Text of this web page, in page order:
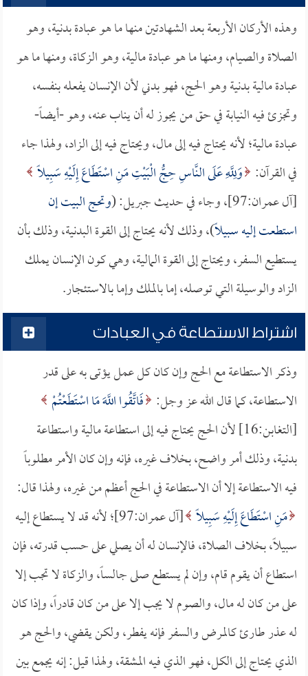
وهذه الأركان الأربعة بعد الشهادتين منها ما هو عبادة بدنية، وهو
الصلاة والصيام، ومنها ما هو عبادة مالية، وهو الزكاة، ومنها ما هو
عبادة مالية بدنية وهو الحج، فهو بدني لأن الإنسان يفعله بنفسه،
وتجزئ فيه النيابة في حق من يجوز له أن يناب عنه، وهو -أيضاً-
عبادة مالية؛ لأنه يحتاج فيه إلى مال، ويحتاج فيه إلى الزاد، ولهذا جاء
في القرآن: وَلِلَّهِ عَلَى النَّاسِ حِجُّ الْبَيْتِ مَنِ اسْتَطَاعَ إِلَيْهِ سَبِيلًا
[آل عمران:97]، وجاء في حديث جبريل: (
وتحج البيت إن
استطعت إليه سبيلاً)، وذلك لأنه يحتاج إلى القوة البدنية، وذلك بأن
يستطيع السفر، ويحتاج إلى القوة المالية، وهي كون الإنسان يملك
الزاد والوسيلة التي توصله، إما بالملك وإما بالاستئجار.
اشتراط الاستطاعة في العبادات
وذكر الاستطاعة مع الحج وإن كان كل عمل يؤتى به على قدر
الاستطاعة، كما قال الله عز وجل: فَاتَّقُوا اللَّهَ مَا اسْتَطَعْتُمْ
[التغابن:16] لأن الحج يحتاج فيه إلى استطاعة مالية واستطاعة
بدنية، وذلك أمر واضح، بخلاف غيره، فإنه وإن كان الأمر مطلوباً
فيه الاستطاعة إلا أن الاستطاعة في الحج أعظم من غيره، ولهذا قال:
مَنِ اسْتَطَاعَ إِلَيْهِ سَبِيلًا
[آل عمران:97]؛ لأنه قد لا يستطاع إليه
سبيلاً، بخلاف الصلاة، فالإنسان له أن يصلي على حسب قدرته، فإن
استطاع أن يقوم قام، وإن لم يستطع صلى جالساً، والزكاة لا تجب إلا
على من كان له مال، والصوم لا يجب إلا على من كان قادراً، وإذا كان
له عذر طارئ كالمرض والسفر فإنه يفطر، ولكن يقضي، والحج هو
الذي يحتاج إلى الكل، فهو الذي فيه المشقة، ولهذا قيل: إنه يجمع بين